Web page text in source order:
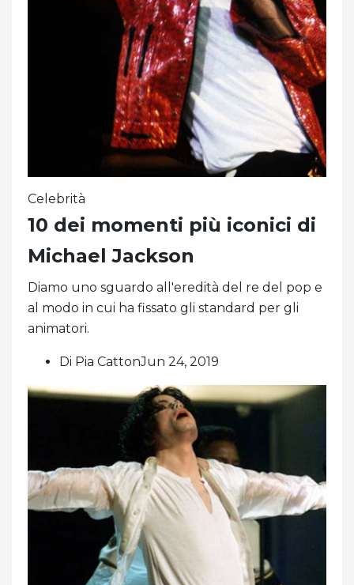
Celebrità
10 dei momenti più iconici di
Michael Jackson
Diamo uno sguardo all'eredità del re del pop e
al modo in cui ha fissato gli standard per gli
animatori.
Di Pia CattonJun 24, 2019